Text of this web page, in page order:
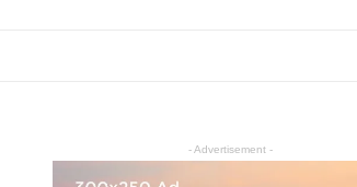
- Advertisement -